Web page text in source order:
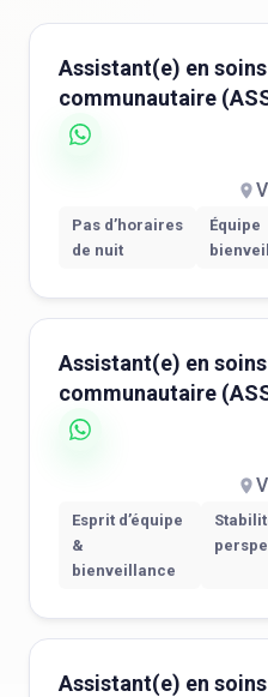
Assistant(e) en
communautaire
Pas d’horaires
de nuit
Équipe
Assistant(e) en
communautaire
Esprit d’équipe
&
bienveillance
Assistant(e) en